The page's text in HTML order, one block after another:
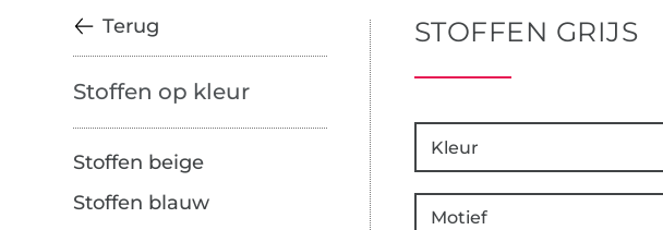
Terug
Stoffen op kleur
Stoffen beige
Stoffen blauw
STOFFEN GRIJS
Kleur
Motief